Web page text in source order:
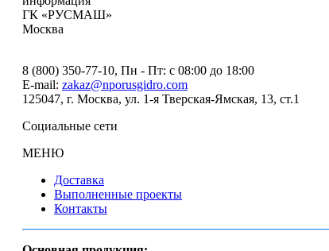
ГК «РУСМАШ»
Москва
8 (800) 350-77-10, Пн - Пт: с 08:00 до 18:00
E-mail: zakaz@nporusgidro.com
125047, г. Москва, ул. 1-я Тверская-Ямская, 13, ст.1
Социальные сети
МЕНЮ
Доставка
Выполненные проекты
Контакты